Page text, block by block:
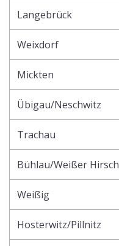
Langebrück
Weixdorf
Mickten
Übigau/Neschwitz
Trachau
Bühlau/Weißer Hirsch
Weißig
Hosterwitz/Pillnitz